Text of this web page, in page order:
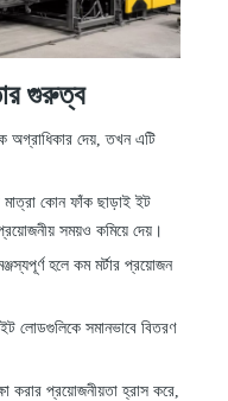
গুরুত্ব
অগ্রাধিকার দেয়, তখন এটি
মাত্রা কোন ফাঁক ছাড়াই ইট
সময়ও কমিয়ে দেয়।
হলে কম মর্টার প্রয়োজন
ইট লোডগুলিকে সমানভাবে বিতরণ
করার প্রয়োজনীয়তা হ্রাস করে,